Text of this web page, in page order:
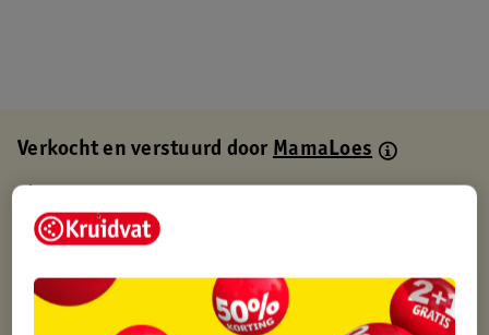
Verkocht en verstuurd doorMamaLoes
Gratis thuisbezorgd
Gratis retourneren via verkooppartner.
Gratis punten met je Kruidvat kaart